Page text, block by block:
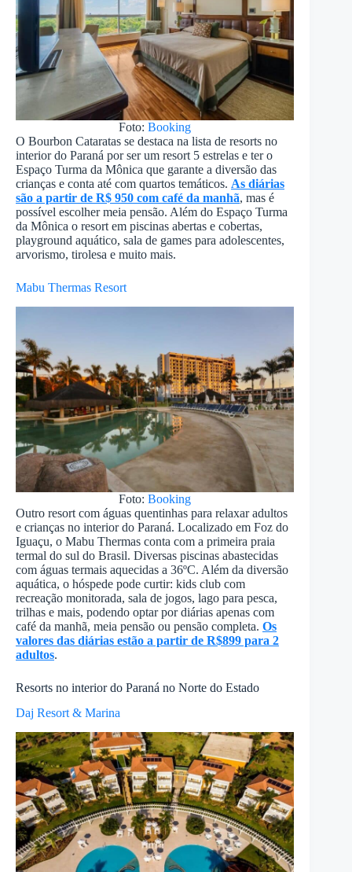
Foto:Booking
O Bourbon Cataratas se destaca na lista de resorts no
interior do Paraná por ser um resort 5 estrelas e ter o
Espaço Turma da Mônica que garante a diversão das
crianças e conta até com quartos temáticos. As diárias
são a partir de R$ 950 com café da manhã, mas é
possível escolher meia pensão. Além do Espaço Turma
da Mônica o resort em piscinas abertas e cobertas,
playground aquático, sala de games para adolescentes,
arvorismo, tirolesa e muito mais.
Mabu Thermas Resort
Foto:Booking
Outro resort com águas quentinhas para relaxar adultos
e crianças no interior do Paraná. Localizado em Foz do
Iguaçu, o Mabu Thermas conta com a primeira praia
termal do sul do Brasil. Diversas piscinas abastecidas
com águas termais aquecidas a 36ºC. Além da diversão
aquática, o hóspede pode curtir: kids club com
recreação monitorada, sala de jogos, lago para pesca,
trilhas e mais, podendo optar por diárias apenas com
café da manhã, meia pensão ou pensão completa. Os
valores das diárias estão a partir de R$899 para 2
adultos.
Resorts no interior do Paraná no Norte do Estado
Daj Resort & Marina